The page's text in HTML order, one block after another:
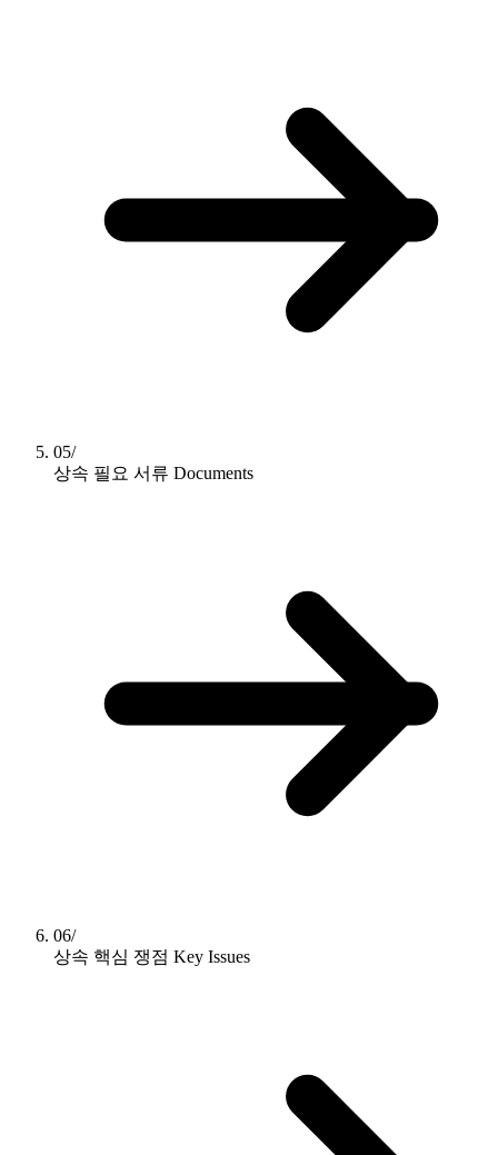
05/
상속 필요 서류 Documents
06/
상속 핵심 쟁점 Key Issues